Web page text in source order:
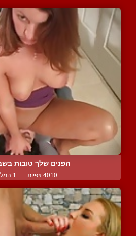
הפנים שלך טובות
4010 צפיות | 1 המלצות